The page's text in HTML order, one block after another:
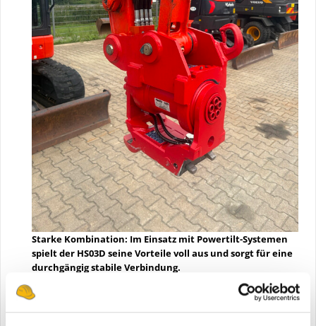
Starke Kombination: Im Einsatz mit Powertilt-Systemen
spielt der HS03D seine Vorteile voll aus und sorgt für eine
durchgängig stabile Verbindung.
Der HS03D richtet sich damit sowohl an Betreiber von
Neumaschinen als auch an Unternehmen, die bestehende
Kompaktbagger auf den aktuellen technischen Stand bringen